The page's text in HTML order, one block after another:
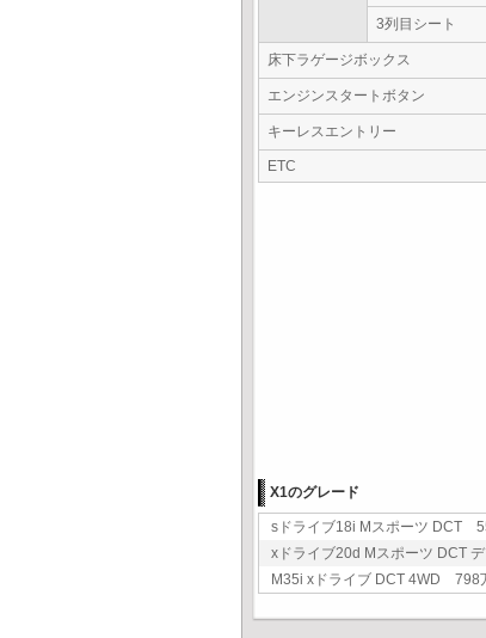
3列目シート
床下ラゲージボックス
エンジンスタートボタン
キーレスエントリー
ETC
X1のグレード
sドライブ18i Mスポーツ DCT
xドライブ20d Mスポーツ DCT
M35i xドライブ DCT 4WD 798